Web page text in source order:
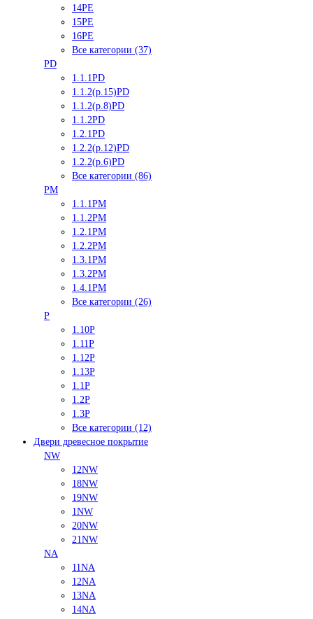
14PE
15PE
16PE
Все категории (37)
PD
1.1.1PD
1.1.2(р.15)PD
1.1.2(р.8)PD
1.1.2PD
1.2.1PD
1.2.2(р.12)PD
1.2.2(р.6)PD
Все категории (86)
PM
1.1.1PM
1.1.2PM
1.2.1PM
1.2.2PM
1.3.1PM
1.3.2PM
1.4.1PM
Все категории (26)
P
1.10P
1.11P
1.12P
1.13P
1.1P
1.2P
1.3P
Все категории (12)
Двери древесное покрытие
NW
12NW
18NW
19NW
1NW
20NW
21NW
NA
11NA
12NA
13NA
14NA